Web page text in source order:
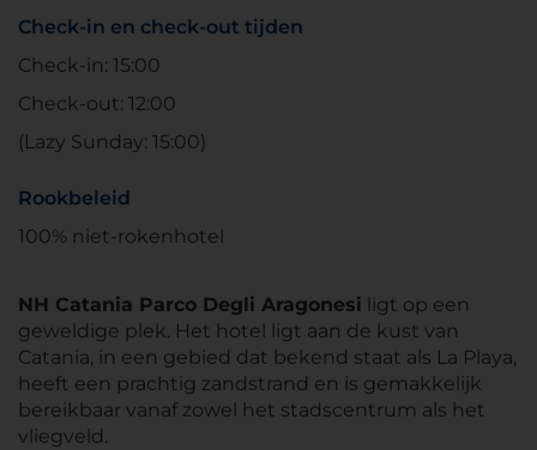
Check-in en check-out tijden
Check-in: 15:00
Check-out: 12:00
(Lazy Sunday: 15:00)
Rookbeleid
100% niet-rokenhotel
NH Catania Parco Degli Aragonesi ligt op een
geweldige plek. Het hotel ligt aan de kust van
Catania, in een gebied dat bekend staat als La Playa,
heeft een prachtig zandstrand en is gemakkelijk
bereikbaar vanaf zowel het stadscentrum als het
vliegveld.